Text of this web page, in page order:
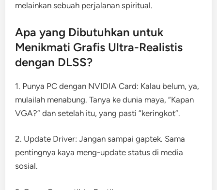
melainkan sebuah perjalanan spiritual.
Apa yang Dibutuhkan untuk
Menikmati Grafis Ultra-Realistis
dengan DLSS?
1. Punya PC dengan NVIDIA Card: Kalau belum, ya,
mulailah menabung. Tanya ke dunia maya, “Kapan
VGA?” dan setelah itu, yang pasti “keringkot”.
2. Update Driver: Jangan sampai gaptek. Sama
pentingnya kaya meng-update status di media
sosial.